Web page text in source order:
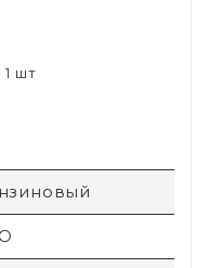
шт